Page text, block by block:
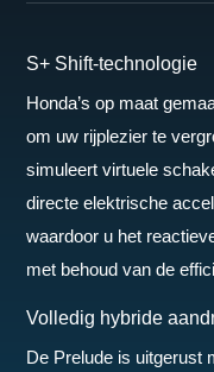
S+ Shift-technologie
Honda’s op maat
om uw rijplezier te
simuleert virtuele
directe elektrische
waardoor u het
met behoud van de
Volledig hybride
De Prelude is uitgerust